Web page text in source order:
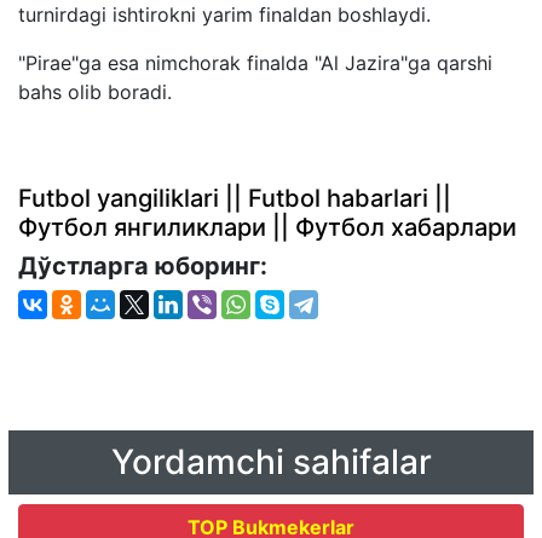
turnirdagi ishtirokni yarim finaldan boshlaydi.
"Pirae"ga esa nimchorak finalda "Al Jazira"ga qarshi
bahs olib boradi.
Futbol yangiliklari || Futbol habarlari ||
Футбол янгиликлари || Футбол хабарлари
Дўстларга юборинг:
Yordamchi sahifalar
TOP Bukmekerlar